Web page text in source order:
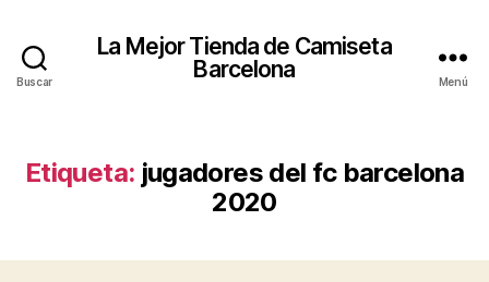
Buscar
La Mejor Tienda de Camiseta
Barcelona
Menú
Etiqueta: jugadores del fc barcelona
2020